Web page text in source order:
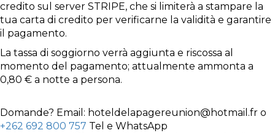
credito sul server STRIPE, che si limiterà a stampare la
tua carta di credito per verificarne la validità e garantire
il pagamento.
La tassa di soggiorno verrà aggiunta e riscossa al
momento del pagamento; attualmente ammonta a
0,80 € a notte a persona.
Domande? Email: hoteldelapagereunion@hotmail.fr o
+262 692 800 757 Tel e WhatsApp